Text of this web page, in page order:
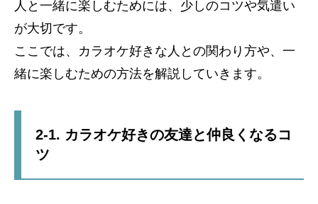
人と一緒に楽しむためには、少しのコツや気遣い
が大切です。
ここでは、カラオケ好きな人との関わり方や、一
緒に楽しむための方法を解説していきます。
2-1. カラオケ好きの友達と仲良くなるコ
ツ